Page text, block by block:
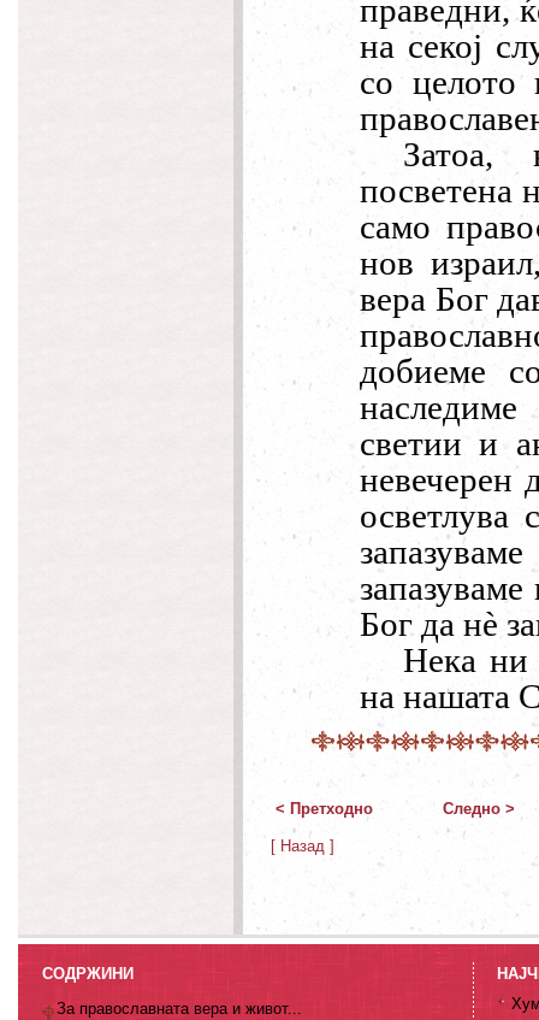
праведни,
на секој
со целото
Затоа,
посветена
само
нов
вера Бог
добиеме
светии и
невечерен
осветлува с
Бог да нè
Нека ни
на нашата
< Претходно Следно >
[ Назад ]
СОДРЖИНИ
За православната вера и живот...